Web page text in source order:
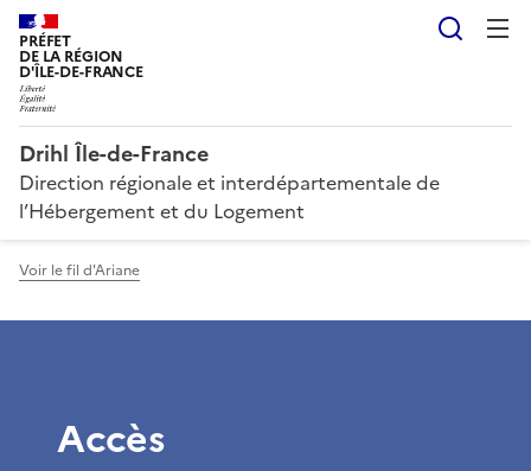
PRÉFET
DE LA RÉGION
D'ÎLE-DE-FRANCE
Drihl Île-de-France
Direction régionale et interdépartementale de
l’Hébergement et du Logement
Voir le fil d'Ariane
Accès